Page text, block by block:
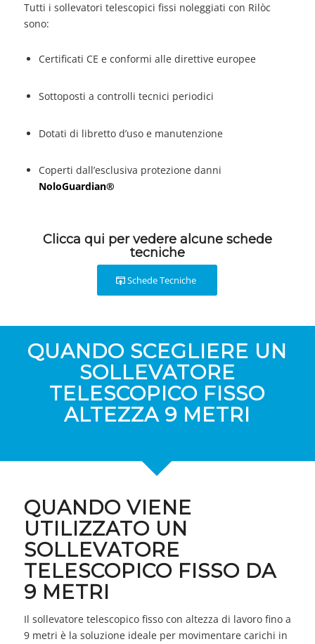
Tutti i sollevatori telescopici fissi noleggiati con Rilòc
sono:
Certificati CE e conformi alle direttive europee
Sottoposti a controlli tecnici periodici
Dotati di libretto d’uso e manutenzione
Coperti dall’esclusiva protezione danni
NoloGuardian®
Clicca qui per vedere alcune schede
tecniche
Schede Tecniche
QUANDO SCEGLIERE UN
SOLLEVATORE
TELESCOPICO FISSO
ALTEZZA 9 METRI
QUANDO VIENE
UTILIZZATO UN
SOLLEVATORE
TELESCOPICO FISSO DA
9 METRI
Il sollevatore telescopico fisso con altezza di lavoro fino a
9 metri è la soluzione ideale per movimentare carichi in